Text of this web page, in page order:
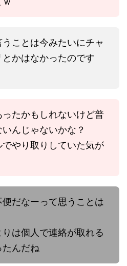
うことは今みたいにチャ
とかはなかったのです
ったかもしれないけど普
んじゃないかな？
でやり取りしていた気が
だなーって思うことは
は個人で連絡が取れる
たんだね